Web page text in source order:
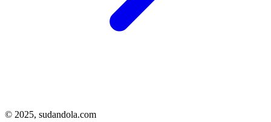
© 2025, sudandola.com